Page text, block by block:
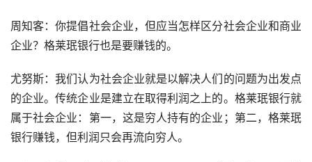
周知客：你提倡社会企业，但应当怎样区分社会企业和商业
企业？格莱珉银行也是要赚钱的。
尤努斯：我们认为社会企业就是以解决人们的问题为出发点
的企业。传统企业是建立在取得利润之上的。格莱珉银行就
属于社会企业：第一，这是穷人持有的企业；第二，格莱珉
银行赚钱，但利润只会再流向穷人。